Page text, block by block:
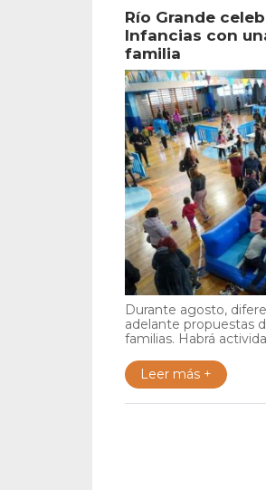
Río Grande
Infancias con
familia
Durante agosto,
adelante propuestas
familias. Habrá
Leer más +